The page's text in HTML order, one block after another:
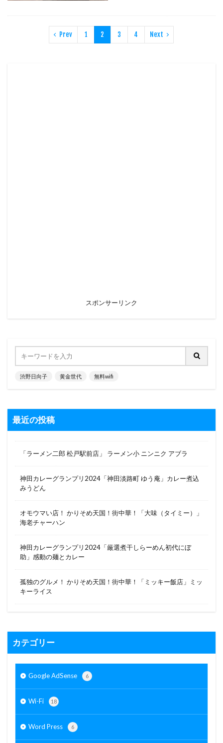
Prev 1 2 3 4 Next
スポンサーリンク
渋野日向子 黄金世代 無料wifi
最近の投稿
「ラーメン二郎 松戸駅前店」 ラーメン小 ニンニク アブラ
神田カレーグランプリ2024「神田淡路町 ゆう庵」カレー煮込
みうどん
オモウマい店！ かりそめ天国！街中華！「大味（タイミー）」
海老チャーハン
神田カレーグランプリ2024「厳選煮干しらーめん初代にぼ
助」感動の麺とカレー
孤独のグルメ！ かりそめ天国！街中華！「ミッキー飯店」ミッ
キーライス
カテゴリー
Google AdSense 6
Wi-Fi 18
Word Press 6